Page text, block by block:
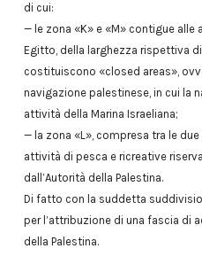
di cui:
— le zona «K» e «M» contigue alle
Egitto, della larghezza rispettiva di
costituiscono «closed areas»,
navigazione palestinese, in cui la
attività della Marina Israeliana;
— la zona «L», compresa tra le
attività di pesca e ricreative
dall’Autorità della Palestina.
Di fatto con la suddetta
per l’attribuzione di una fascia di
della Palestina.